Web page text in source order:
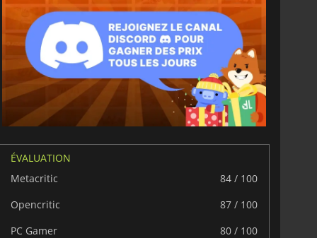
ÉVALUATION
Metacritic
84 / 100
Opencritic
87 / 100
PC Gamer
80 / 100